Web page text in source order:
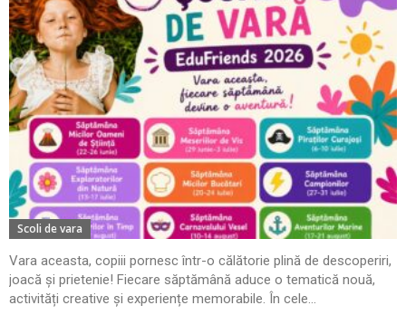
Scoli de vara
Vara aceasta, copiii pornesc într-o călătorie plină de descoperiri,
joacă și prietenie! Fiecare săptămână aduce o tematică nouă,
activități creative și experiențe memorabile. În cele...